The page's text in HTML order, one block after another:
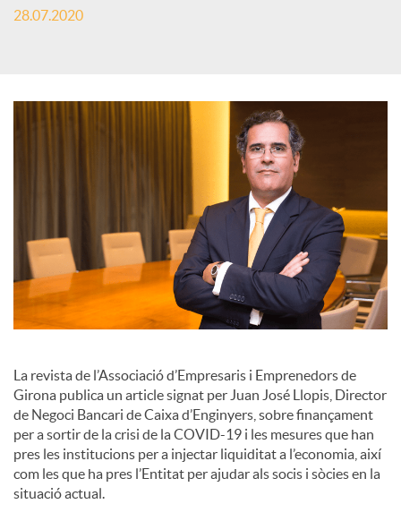
s
S
a
l
s
28.07.2020
La revista de l’Associació d’Empresaris i Emprenedors de
Girona publica un article signat per Juan José Llopis, Director
de Negoci Bancari de Caixa d’Enginyers, sobre finançament
per a sortir de la crisi de la COVID-19 i les mesures que han
pres les institucions per a injectar liquiditat a l’economia, així
com les que ha pres l’Entitat per ajudar als socis i sòcies en la
situació actual.